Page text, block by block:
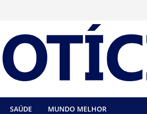
SAÚDE MUNDO MELHOR